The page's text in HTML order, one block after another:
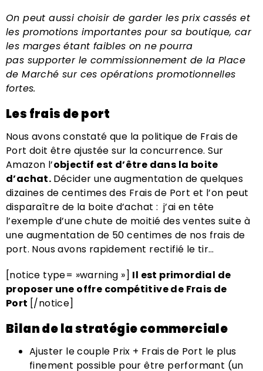
On peut aussi choisir de garder les prix cassés et
les promotions importantes pour sa boutique, car
les marges étant faibles on ne pourra
pas supporter le commissionnement de la Place
de Marché sur ces opérations promotionnelles
fortes.
Les frais de port
Nous avons constaté que la politique de Frais de
Port doit être ajustée sur la concurrence. Sur
Amazon l’objectif est d’être dans la boite
d’achat. Décider une augmentation de quelques
dizaines de centimes des Frais de Port et l’on peut
disparaître de la boite d’achat : j’ai en tête
l’exemple d’une chute de moitié des ventes suite à
une augmentation de 50 centimes de nos frais de
port. Nous avons rapidement rectifié le tir…
[notice type= »warning »] Il est primordial de
proposer une offre compétitive de Frais de
Port [/notice]
Bilan de la stratégie commerciale
Ajuster le couple Prix + Frais de Port le plus
finement possible pour être performant (un